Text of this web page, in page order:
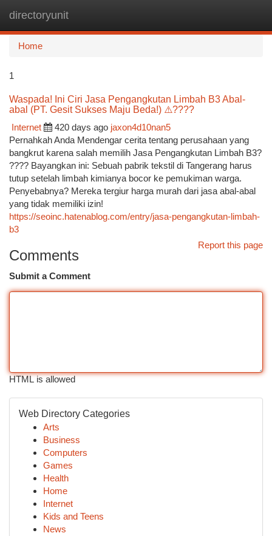
directoryunit
Home
1
Waspada! Ini Ciri Jasa Pengangkutan Limbah B3 Abal-
abal (PT. Gesit Sukses Maju Beda!) ⚠️????
Internet
420 days ago jaxon4d10nan5
Pernahkah Anda Mendengar cerita tentang perusahaan yang
bangkrut karena salah memilih Jasa Pengangkutan Limbah B3?
???? Bayangkan ini: Sebuah pabrik tekstil di Tangerang harus
tutup setelah limbah kimianya bocor ke pemukiman warga.
Penyebabnya? Mereka tergiur harga murah dari jasa abal-abal
yang tidak memiliki izin!
https://seoinc.hatenablog.com/entry/jasa-pengangkutan-limbah-
b3
Report this page
Comments
Submit a Comment
HTML is allowed
Web Directory Categories
Arts
Business
Computers
Games
Health
Home
Internet
Kids and Teens
News